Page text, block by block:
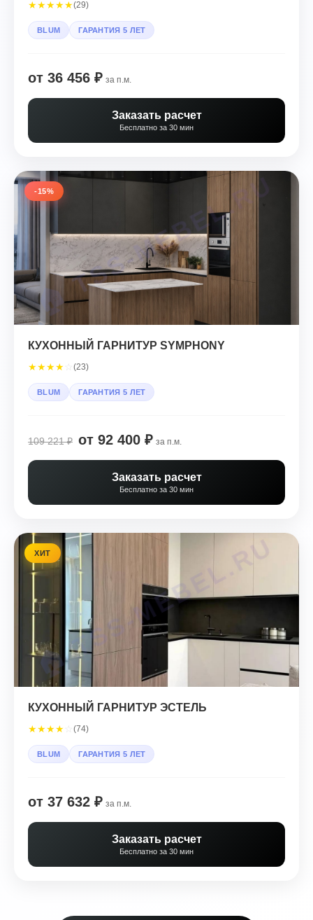
★★★★★(29)
BLUM ГАРАНТИЯ 5 ЛЕТ
от 36 456 ₽ за п.м.
Заказать расчет
Бесплатно за 30 мин
-15%
КУХОННЫЙ ГАРНИТУР SYMPHONY
★★★★ (23)
BLUM ГАРАНТИЯ 5 ЛЕТ
109 221 ₽ от 92 400 ₽ за п.м.
Заказать расчет
Бесплатно за 30 мин
ХИТ
КУХОННЫЙ ГАРНИТУР ЭСТЕЛЬ
★★★★ (74)
BLUM ГАРАНТИЯ 5 ЛЕТ
от 37 632 ₽ за п.м.
Заказать расчет
Бесплатно за 30 мин